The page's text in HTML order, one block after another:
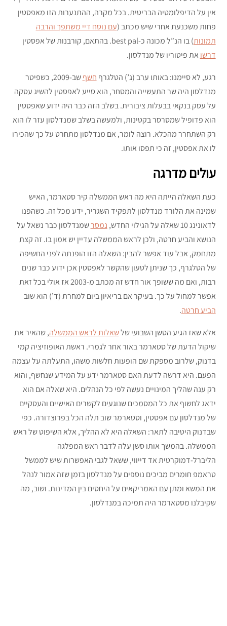
אין על הדיפלומטיה הבריטית. בכל מקרה, ההתנערות הזו מאפסטין
פחות משכנעת אחרי שיש מכתב (עם נוסח דיי משתפך והרבה
תמונות) בו הנ”ל מכונה כ-best pal. בהתאם, קורבנות של אפסטין
דרשו את פיטוריו של מנדלסון.
רגע, לא סיימנו: באותו ערב (ג’) הטלגרף חשף
שב-2009, כשפיטר
מנדלסון היה שר התעשייה והמסחר, הוא סייע לאפסטין להשיג עסקה
על עסק בנקאי בבעלות ציבורית. בשלב הזה כבר היה ידוע שאפסטין
הוא פדופיל שמסרסר בקטינות, ולמעשה בשלב שמנדלסון עזר לו הוא
רק השתחרר מהכלא. רוצה לומר, אם מנדלסון מתחרט על כך שהכירו
לו את אפסטין, זה כי תפסו אותו.
עולים מדרגה
כעת השאלה הייתה היא מה ראש הממשלה קיר סטארמר, האיש
שמינה את הלורד מנדלסון לתפקיד השגריר, ידע מכל זה. כשהפנו
לדאונינג 10 שאלה על הגילוי החדש,
נמסרשמנדלסון כבר נשאל על
הנושא והביע חרטה, ולכן לראש הממשלה עדיין יש אמון בו. זה קצת
מתחמק, אבל עוד אפשר להבין: השאלה הזו הופנתה לפני החשיפה
של הטלגרף, כך שניתן לטעון שהקשר לאפסטין אכן ידוע כבר שנים
רבות, ואם מה ששופך אור חדש זה מכתב מ-2003 אז אולי בכל זאת
אפשר למחול על כך. בעיקר אם בריאיון ביום למחרת (ד’) הוא שוב
הביע חרטה.
אלא שאז הגיע הסשן השבועי שלשאלות לראש הממשלה, שהאיר את
שיקול הדעת של סטארמר באור אחר לגמרי. ראשת האופוזיציה קמי
בדנוק, שלרוב מספקת שם הופעות חלשות משהו, התעלתה על עצמה
הפעם. היא דרשה לדעת האם סטארמר ידע על המידע שנחשף, והוא
רק ענה שהליך המינויים נעשה לפי כל הנהלים. היא שאלה אם הוא
ידאג לחשוף את כל המסמכים שנוגעים לקשרים האישיים והעסקיים
של מנדלסון עם אפסטין, וסטארמר שוב תלה הכל בפרוצדורה. כפי
שבדנוק היטיבה לתאר: השאלה היא לא ההליך, אלא השיפוט של ראש
הממשלה. בהמשך אותו סשן עלה לדבר ראש המפלגה
הליברל-דמוקרטית אד דייווי, ששאל לגבי האפשרות שיש לממשל
טראמפ חומרים מביכים נוספים על מנדלסון בזמן שזה אמור לנהל
את המשא ומתן עם האמריקאים על היחסים בין המדינות. ושוב, מה
שקיבלנו מסטארמר היה תמיכה במנדלסון.